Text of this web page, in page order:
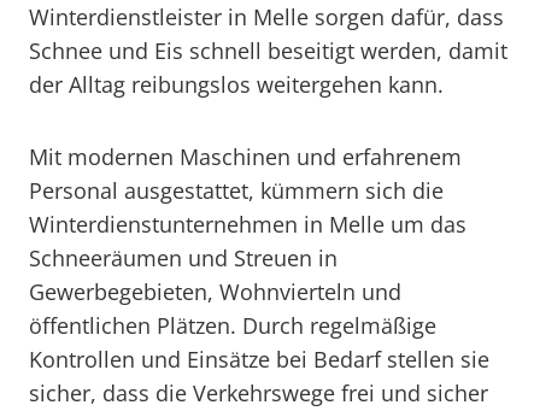
Winterdienstleister in Melle sorgen dafür, dass
Schnee und Eis schnell beseitigt werden, damit
der Alltag reibungslos weitergehen kann.
Mit modernen Maschinen und erfahrenem
Personal ausgestattet, kümmern sich die
Winterdienstunternehmen in Melle um das
Schneeräumen und Streuen in
Gewerbegebieten, Wohnvierteln und
öffentlichen Plätzen. Durch regelmäßige
Kontrollen und Einsätze bei Bedarf stellen sie
sicher, dass die Verkehrswege frei und sicher